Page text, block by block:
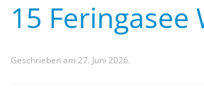
15 Feringasee
Geschrieben am 27. Juni 2026.